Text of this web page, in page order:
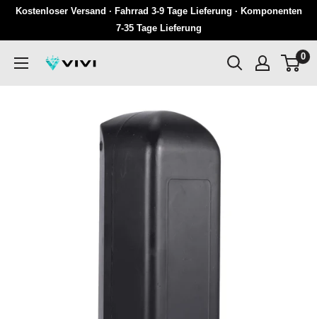
Überspringen
Inhalten
Kostenloser Versand · Fahrrad 3-9 Tage Lieferung · Komponenten
7-35 Tage Lieferung
VIVI
0